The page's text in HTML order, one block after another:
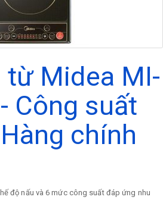
từ Midea MI-
Công suất
chính
độ nấu và 6 mức công suất đáp ứng nhu